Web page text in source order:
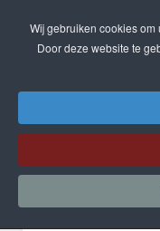
VVD: OOK
Wij gebruiken cookies
Door deze website te